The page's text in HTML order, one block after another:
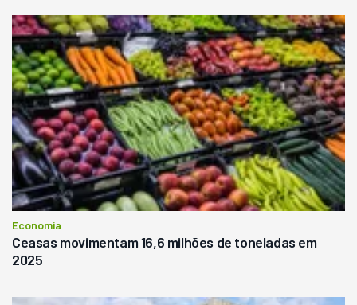
Economia
Ceasas movimentam 16,6 milhões de toneladas em
2025